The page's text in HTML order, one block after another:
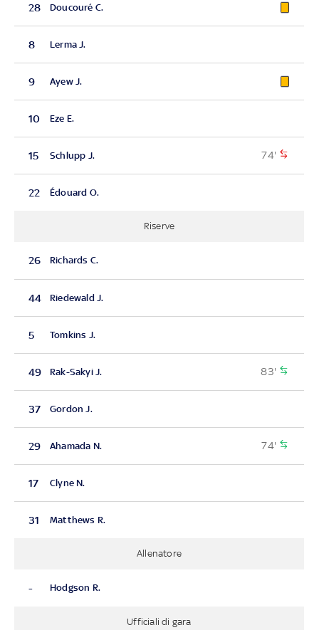
28 Doucouré C.
8 Lerma J.
9 Ayew J.
10 Eze E.
15 Schlupp J. 74'
22 Édouard O.
Riserve
26 Richards C.
44 Riedewald J.
5 Tomkins J.
49 Rak-Sakyi J. 83'
37 Gordon J.
29 Ahamada N. 74'
17 Clyne N.
31 Matthews R.
Allenatore
- Hodgson R.
Ufficiali di gara